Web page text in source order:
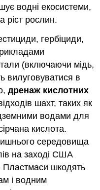
водні екосистеми,
ріст рослин.
гербіциди,
(включаючи мідь,
вилуговуватися в
дренаж кислотних
шахт, таких як
водами для
кислота.
середовища
на заході США
Пластмаси шкодять
і водним